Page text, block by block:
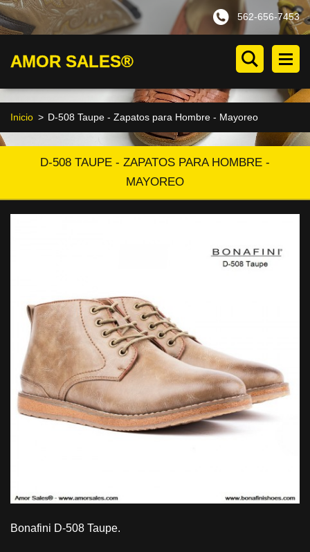
562-656-7453
AMOR SALES®
Inicio > D-508 Taupe - Zapatos para Hombre - Mayoreo
D-508 TAUPE - ZAPATOS PARA HOMBRE -
MAYOREO
Bonafini D-508 Taupe.